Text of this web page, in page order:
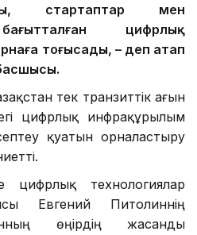
стартаптар мен
цифрлық
тоғысады, – деп атап
тек транзиттік ағын
цифрлық инфрақұрылым
қуатын орналастыру
цифрлық технологиялар
Евгений Питолиннің
өңірдің жасанды